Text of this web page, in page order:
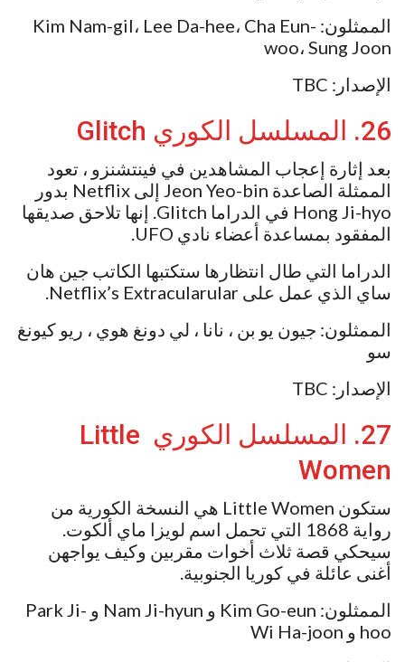
الممثلون: Kim Nam-gil، Lee Da-hee، Cha Eun-
woo، Sung Joon
الإصدار: TBC
26. المسلسل الكوري Glitch
بعد إثارة إعجاب المشاهدين في فينتشنزو ، تعود
الممثلة الصاعدة Jeon Yeo-bin إلى Netflix بدور
Hong Ji-hyo في الدراما Glitch. إنها تلاحق صديقها
المفقود بمساعدة أعضاء نادي UFO.
الدراما التي طال انتظارها ستكتبها الكاتب جين هان
ساي الذي عمل على Netflix’s Extracularular.
الممثلون: جيون يو بن ، نانا ، لي دونغ هوي ، ريو كيونغ
سو
الإصدار: TBC
27. المسلسل الكوري Little
Women
ستكون Little Women هي النسخة الكورية من
رواية 1868 التي تحمل اسم لويزا ماي ألكوت.
سيحكي قصة ثلاث أخوات مقربين وكيف يواجهن
أغنى عائلة في كوريا الجنوبية.
الممثلون: Kim Go-eun و Nam Ji-hyun و Park Ji-
hoo و Wi Ha-joon